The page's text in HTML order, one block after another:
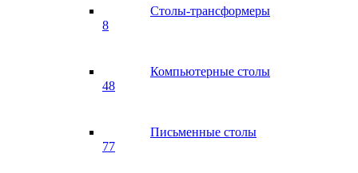
Столы-трансформеры
8
Компьютерные столы
48
Письменные столы
77